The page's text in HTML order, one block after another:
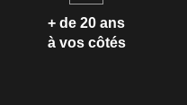
+ de 20 ans
à vos côtés